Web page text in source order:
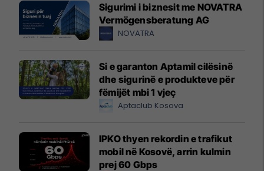
Sigurimi i biznesit me NOVATRA
Vermögensberatung AG
NOVATRA
Si e garanton Aptamil cilësinë
dhe sigurinë e produkteve për
fëmijët mbi 1 vjeç
Aptaclub Kosova
IPKO thyen rekordin e trafikut
mobil në Kosovë, arrin kulmin
prej 60 Gbps